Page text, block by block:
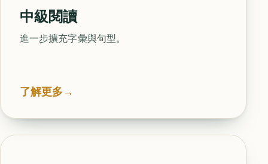
中級閱讀
進一步擴充字彙與句型。
了解更多→